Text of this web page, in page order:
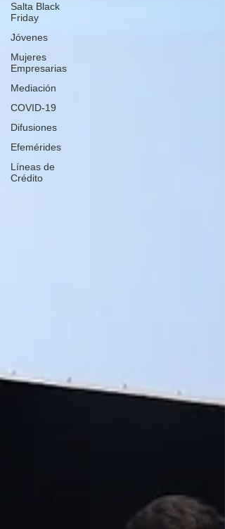
Salta Black
Friday
Jóvenes
Mujeres
Empresarias
Mediación
COVID-19
Difusiones
Efemérides
Líneas de
Crédito